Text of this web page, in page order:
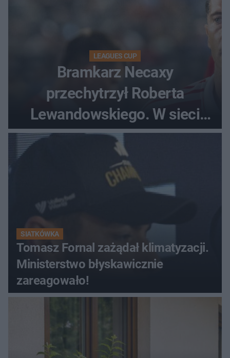
LEAGUES CUP
Bramkarz Necaxy
przechytrzył Roberta
Lewandowskiego. W sieci
krąży wideo z tego pojedynku
SIATKÓWKA
Tomasz Fornal zażądał klimatyzacji.
Ministerstwo błyskawicznie
zareagowało!